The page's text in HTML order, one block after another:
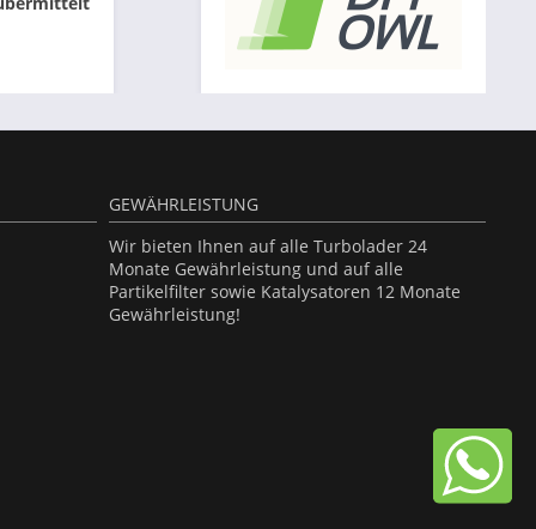
GEWÄHRLEISTUNG
Wir bieten Ihnen auf alle Turbolader 24
Monate Gewährleistung und auf alle
Partikelfilter sowie Katalysatoren 12 Monate
Gewährleistung!